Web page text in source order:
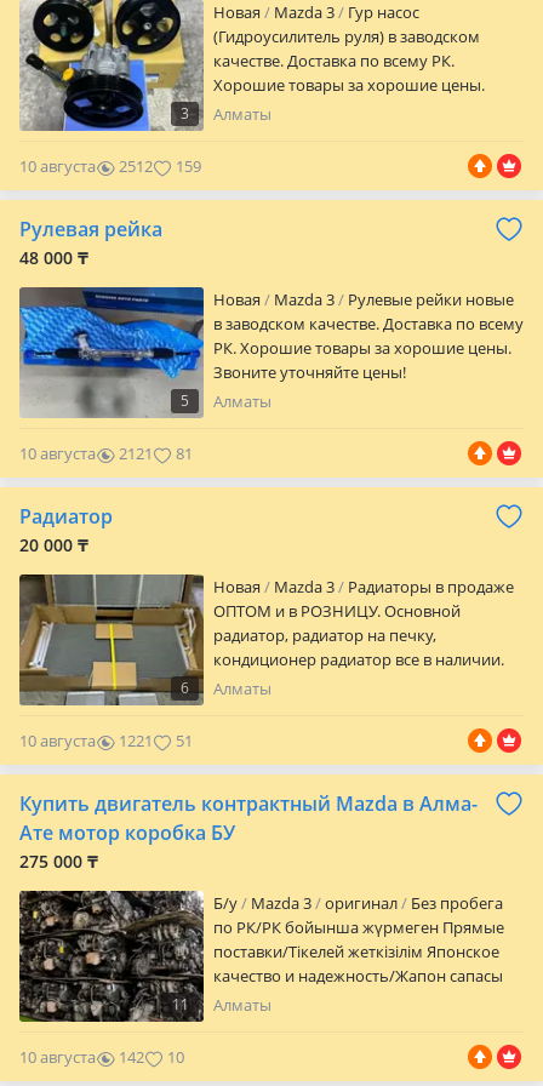
пишите, звоните, приходите Г. Астана ул.
Кенжина 5 (YANU_AUTO)
3
Новая Mazda 3
Гур насос
(Гидроусилитель руля) в заводском
качестве. Доставка по всему РК.
Хорошие товары за хорошие цены.
Звоните уточняйте цены!
Алматы
10 августа 2512 159
Рулевая рейка
48 000 ₸
5
Новая Mazda 3
Рулевые рейки новые
в заводском качестве. Доставка по всему
РК. Хорошие товары за хорошие цены.
Звоните уточняйте цены!
Алматы
10 августа 2121 81
Радиатор
20 000 ₸
6
Новая Mazda 3
Радиаторы в продаже
ОПТОМ и в РОЗНИЦУ. Основной
радиатор, радиатор на печку,
кондиционер радиатор все в наличии.
Доставка по всему РК. Хорошие товары
Алматы
10 августа 1221 51
Купить двигатель контрактный Mazda в Алма-
Ате мотор коробка БУ
275 000 ₸
11
Б/y Mazda 3 оригинал
Без пробега
по РК/РК бойынша жүрмеген Прямые
поставки/Тікелей жеткізілім Японское
качество и надежность/Жапон сапасы
мен сенімділігі Проверенное состояние/
насосов ГУР на складе/Қоймада ГУР
насостарының кең таңдауы Подбор по
Алматы
10 августа 142 10